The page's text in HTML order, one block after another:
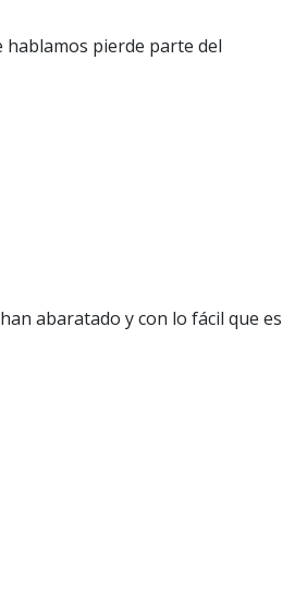
hablamos pierde parte del
abaratado y con lo fácil que es